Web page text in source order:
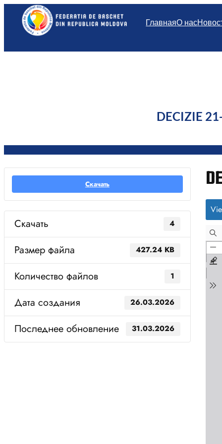
Перейти
содержимому
ГлавнаяО нас
DECIZIE
Скачать
Скачать 4
Размер файла 427.24 KB
Количество файлов 1
Дата создания 26.03.2026
Последнее обновление 31.03.2026